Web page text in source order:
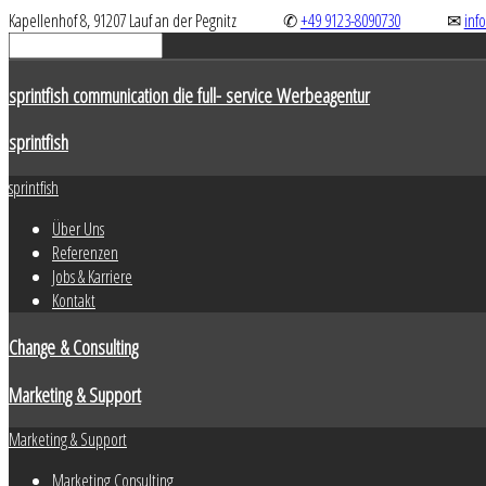
Kapellenhof 8, 91207 Lauf an der Pegnitz ✆+49 9123-8090730 ✉
sprintfish communication die full- service Werbeagentur
sprintfish
sprintfish
Über Uns
Referenzen
Jobs & Karriere
Kontakt
Change & Consulting
Marketing & Support
Marketing & Support
Marketing Consulting